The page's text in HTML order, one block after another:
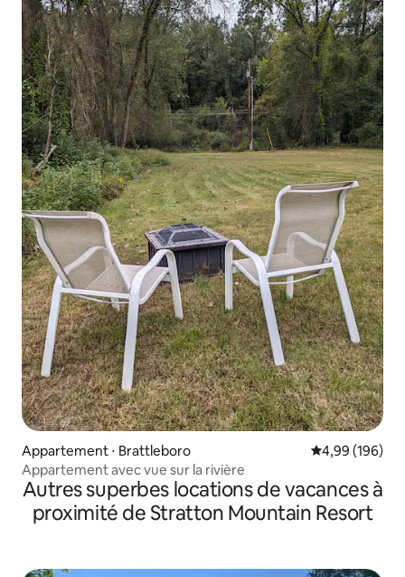
Appartement ⋅ Brattleboro Évaluation
4,99 (196)
Appartement avec vue sur la rivière
Autres superbes locations de vacances à
proximité de Stratton Mountain Resort